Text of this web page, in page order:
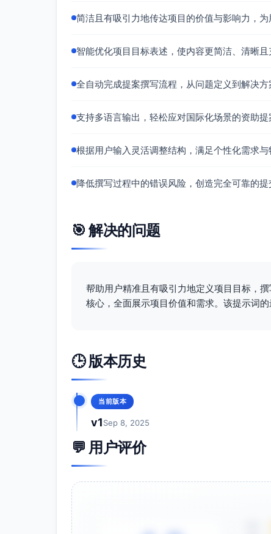
八、风险与应对
教师流动：种子教练与校本备份梯队；标
学生持续性不足：个别化学习清单、家校
九、预算框架（总额：50–100万元，估算区
平台与数据看板（15–20%）：低带宽优化
教师培训与同伴教练（10–15%）：培训营
项目管理与差旅（8–12%）：县域统筹、
十、已有资源与合作基础
团队：7人跨学科（课程研发、平台开发
十一、可持续性与规模化
成本递减：内容与平台模块化复用；县域复
公益基金会：聚焦教育公平与可验证成效
政府机构：与义务教育质量提升与数字化
简洁且有吸引力地传达项目的价值与影响力，为
智能优化项目目标表述，使内容更简洁、清晰且
全自动完成提案撰写流程，从问题定义到解决方
支持多语言输出，轻松应对国际化场景的资助提
根据用户输入灵活调整结构，满足个性化需求与
降低撰写过程中的错误风险，创造完全可靠的提
🎯 解决的问题
帮助用户精准且有吸引力地定义项目目标，
核心，全面展示项目价值和需求。该提示词
🕒 版本历史
当前版本
v1Sep 8, 2025
💬 用户评价